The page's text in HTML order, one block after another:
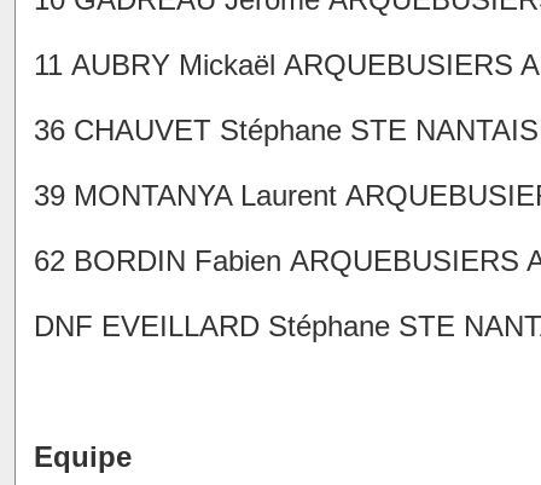
11 AUBRY Mickaël ARQUEBUSIERS
36 CHAUVET Stéphane STE
39 MONTANYA Laurent
62 BORDIN Fabien ARQUEBUSIERS
DNF EVEILLARD Stéphane STE
Equipe